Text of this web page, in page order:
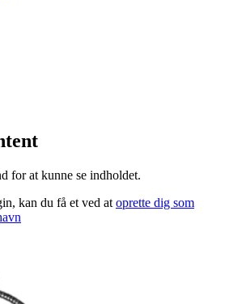
for at kunne se indholdet.
kan du få et ved at oprette dig som